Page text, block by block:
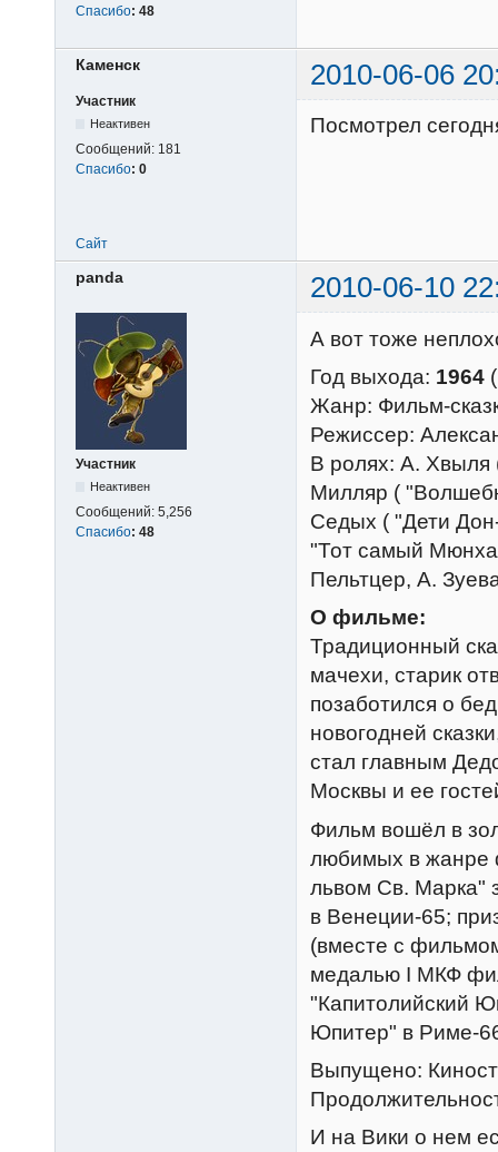
Спасибо: 48
Каменск 2010-06-06
Участник
Неактивен
Сообщений: 181
Спасибо: 0
Посмотрел
Сайт
panda 2010-06-10
Участник
Неактивен
Сообщений: 5,256
Спасибо: 48
А вот тоже
Год выхода: 1964
Жанр: Фильм-
Режиссер:
В ролях: А. Хвыля
Милляр (
Седых ( "Дети
"Тот самый
Пельтцер, А.
О фильме:
Традиционный
мачехи, старик
позаботился о
новогодней
стал главным
Москвы и ее
Фильм вошёл в
любимых в жанре
львом Св. Марка"
в Венеции-65;
(вместе с
медалью I МКФ
"Капитолийский
Юпитер" в Риме-
Выпущено:
И на Вики о нем